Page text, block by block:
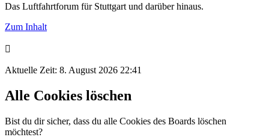
Das Luftfahrtforum für Stuttgart und darüber hinaus.
Zum Inhalt
Aktuelle Zeit: 8. August 2026 22:41
Alle Cookies löschen
Bist du dir sicher, dass du alle Cookies des Boards löschen
möchtest?